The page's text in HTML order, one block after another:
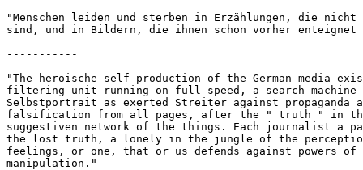
"Menschen leiden und sterben in Erzählungen, die
sind, und in Bildern, die ihnen schon vorher enteignet
-----------
"The heroische self production of the German media
filtering unit running on full speed, a search machine
Selbstportrait as exerted Streiter against propaganda
falsification from all pages, after the " truth " in
suggestiven network of the things. Each journalist a
the lost truth, a lonely in the jungle of the
feelings, or one, that or us defends against powers of
manipulation."